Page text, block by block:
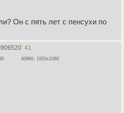
Он с пять лет с пенсухи по
906520 41
408Кб, 1920x1080